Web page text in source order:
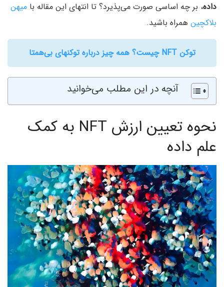
داده، بر چه اساسی صورت می‌پذیرد؟ تا انتهای این مقاله با میهن
بلاکچین همراه باشید.
توکن NFT چیست؟ همه چیز درباره توکنهای بی‌همتا
آنچه در این مطلب می‌خوانید
نحوه تعیین ارزش NFT به کمک
علم داده